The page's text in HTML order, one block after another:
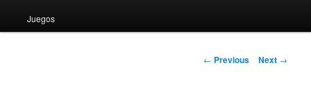
to
Juegos
Post
← Previous Next →